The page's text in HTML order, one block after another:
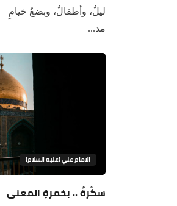
ليلٌ، وأطفالٌ، وبضعُ خيامِ
مد...
الامام علي (عليه السلام)
سكْرةٌ .. بخمرةِ المعنى